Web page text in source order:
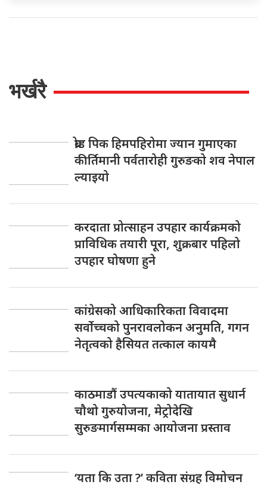
भर्खरै
ब्रोड पिक हिमपहिरोमा ज्यान गुमाएका
कीर्तिमानी पर्वतारोही गुरुङको शव नेपाल
ल्याइयो
करदाता प्रोत्साहन उपहार कार्यक्रमको
प्राविधिक तयारी पूरा, शुक्रबार पहिलो
उपहार घोषणा हुने
कांग्रेसको आधिकारिकता विवादमा
सर्वोच्चको पुनरावलोकन अनुमति, गगन
नेतृत्वको हैसियत तत्काल कायमै
काठमाडौं उपत्यकाको यातायात सुधार्न
चौथो गुरुयोजना, मेट्रोदेखि
सुरुङमार्गसम्मका आयोजना प्रस्ताव
‘यता कि उता ?’ कविता संग्रह विमोचन